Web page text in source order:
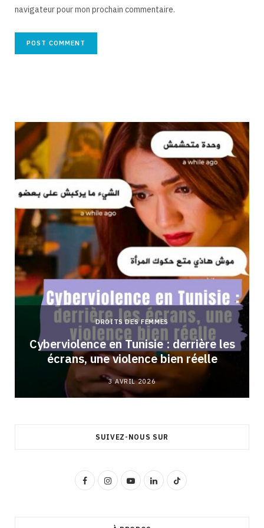
navigateur pour mon prochain commentaire.
DROITS DES FEMMES
Cyberviolence en Tunisie : derrière les
écrans, une violence bien réelle
3 AVRIL 2026
SUIVEZ-NOUS SUR
F
I
Y
L
T